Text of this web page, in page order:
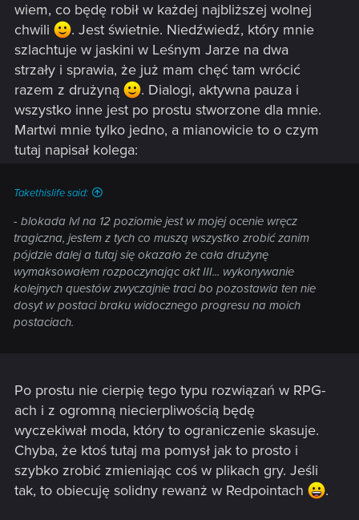
wiem, co będę robił w każdej najbliższej wolnej
chwili
. Jest świetnie. Niedźwiedź, który mnie
szlachtuje w jaskini w Leśnym Jarze na dwa
strzały i sprawia, że już mam chęć tam wrócić
razem z drużyną
. Dialogi, aktywna pauza i
wszystko inne jest po prostu stworzone dla mnie.
Martwi mnie tylko jedno, a mianowicie to o czym
tutaj napisał kolega:
Takethislife said:
- blokada lvl na 12 poziomie jest w mojej ocenie wręcz
tragiczna, jestem z tych co muszą wszystko zrobić zanim
pójdzie dalej a tutaj się okazało że cała drużynę
wymaksowałem rozpoczynając akt III... wykonywanie
kolejnych questów zwyczajnie traci bo pozostawia ten nie
dosyt w postaci braku widocznego progresu na moich
postaciach.
Po prostu nie cierpię tego typu rozwiązań w RPG-
ach i z ogromną niecierpliwością będę
wyczekiwał moda, który to ograniczenie skasuje.
Chyba, że ktoś tutaj ma pomysł jak to prosto i
szybko zrobić zmieniając coś w plikach gry. Jeśli
tak, to obiecuję solidny rewanż w Redpointach
.